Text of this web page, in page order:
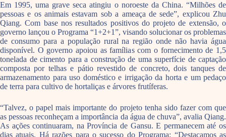
Em 1995, uma grave seca atingiu o noroeste da China. “Milhões de
pessoas e os animais estavam sob a ameaça de sede”, explicou Zhu
Qiang. Com base nos resultados positivos do projeto de extensão, o
governo lançou o Programa “1+2+1”, visando solucionar os problemas
de consumo para a população rural na região onde não havia água
disponível. O governo apoiou as famílias com o fornecimento de 1,5
tonelada de cimento para a construção de uma superfície de captação
composta por telhas e pátio revestido de concreto, dois tanques de
armazenamento para uso doméstico e irrigação da horta e um pedaço
de terra para cultivo de hortaliças e árvores frutíferas.
“Talvez, o papel mais importante do projeto tenha sido fazer com que
as pessoas reconheçam a importância da água de chuva”, avalia Qiang.
As ações continuaram, na Província de Gansu. E permanecem até os
dias atuais. Há razões para o sucesso do Programa: “Destacamos as